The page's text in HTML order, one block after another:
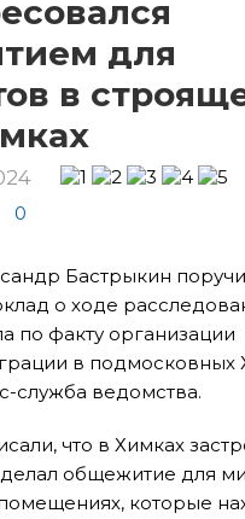
для
в
0
Бастрыкин
о ходе
по факту организации
в подмосковных
служба ведомства.
что в Химках
общежитие для
которые